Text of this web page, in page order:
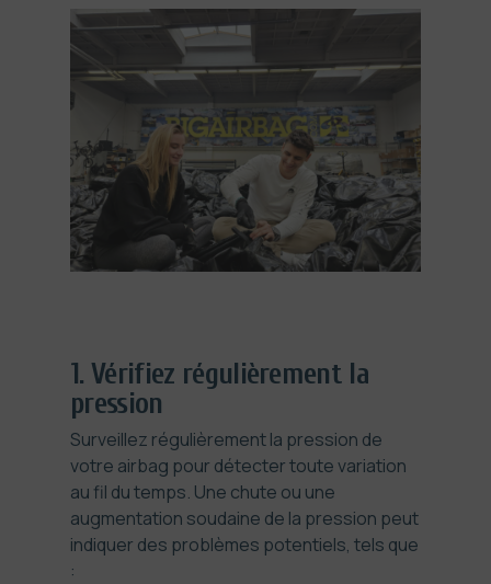
1. Vérifiez régulièrement la
pression
Surveillez régulièrement la pression de
votre airbag pour détecter toute variation
au fil du temps. Une chute ou une
augmentation soudaine de la pression peut
indiquer des problèmes potentiels, tels que
: